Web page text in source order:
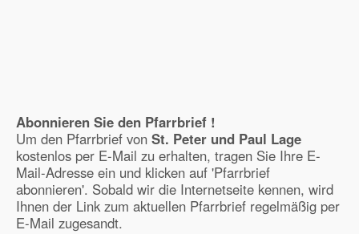
Abonnieren Sie den Pfarrbrief !
Um den Pfarrbrief von St. Peter und Paul Lage
kostenlos per E-Mail zu erhalten, tragen Sie Ihre E-
Mail-Adresse ein und klicken auf 'Pfarrbrief
abonnieren'. Sobald wir die Internetseite kennen, wird
Ihnen der Link zum aktuellen Pfarrbrief regelmäßig per
E-Mail zugesandt.